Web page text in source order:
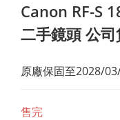
Canon RF-S
二手鏡頭 公
原廠保固至2028/
售完